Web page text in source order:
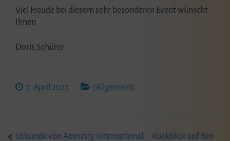
Viel Freude bei diesem sehr besonderen Event wünscht
Ihnen
Doris Schürer
7. April 2025 [Allgemein]
Urkunde von Amnesty International
Rückblick auf den